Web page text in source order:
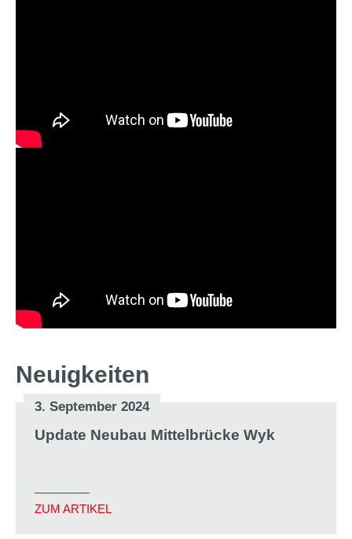
Neuigkeiten
3. September 2024
Update Neubau Mittelbrücke Wyk
ZUM ARTIKEL